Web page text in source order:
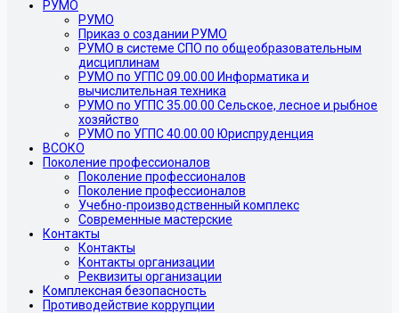
РУМО
РУМО
Приказ о создании РУМО
РУМО в системе СПО по общеобразовательным
дисциплинам
РУМО по УГПС 09.00.00 Информатика и
вычислительная техника
РУМО по УГПС 35.00.00 Сельское, лесное и рыбное
хозяйство
РУМО по УГПС 40.00.00 Юриспруденция
ВСОКО
Поколение профессионалов
Поколение профессионалов
Поколение профессионалов
Учебно-производственный комплекс
Современные мастерские
Контакты
Контакты
Контакты организации
Реквизиты организации
Комплексная безопасность
Противодействие коррупции